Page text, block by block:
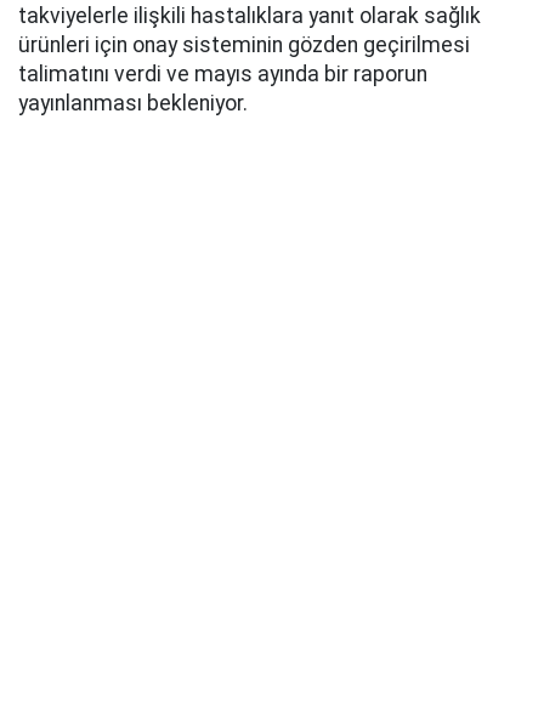
takviyelerle ilişkili hastalıklara yanıt olarak sağlık
ürünleri için onay sisteminin gözden geçirilmesi
talimatını verdi ve mayıs ayında bir raporun
yayınlanması bekleniyor.